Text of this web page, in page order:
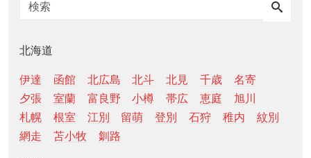
北海道
伊達 函館 北広島 北斗 北見 千歳
名寄
夕張
室蘭 富良野 小樽 帯広 恵庭
旭川
札幌
根室 江別 留萌 登別 石狩 稚内
紋別
網走
苫小牧 釧路